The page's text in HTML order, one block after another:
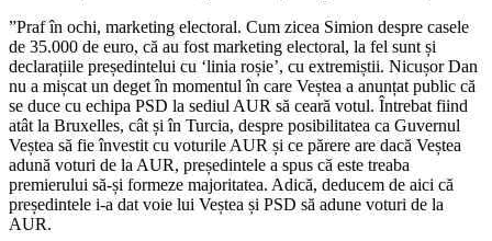
”Praf în ochi, marketing electoral. Cum zicea Simion despre casele
de 35.000 de euro, că au fost marketing electoral, la fel sunt și
declarațiile președintelui cu ‘linia roșie’, cu extremiștii. Nicușor Dan
nu a mișcat un deget în momentul în care Veștea a anunțat public că
se duce cu echipa PSD la sediul AUR să ceară votul. Întrebat fiind
atât la Bruxelles, cât și în Turcia, despre posibilitatea ca Guvernul
Veștea să fie învestit cu voturile AUR și ce părere are dacă Veștea
adună voturi de la AUR, președintele a spus că este treaba
premierului să-și formeze majoritatea. Adică, deducem de aici că
președintele i-a dat voie lui Veștea și PSD să adune voturi de la
AUR.